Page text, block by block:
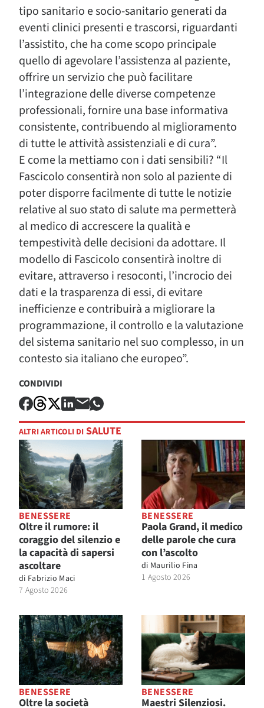
tipo sanitario e socio-sanitario generati da
eventi clinici presenti e trascorsi, riguardanti
l’assistito, che ha come scopo principale
quello di agevolare l’assistenza al paziente,
offrire un servizio che può facilitare
l’integrazione delle diverse competenze
professionali, fornire una base informativa
consistente, contribuendo al miglioramento
di tutte le attività assistenziali e di cura”.
E come la mettiamo con i dati sensibili? “Il
Fascicolo consentirà non solo al paziente di
poter disporre facilmente di tutte le notizie
relative al suo stato di salute ma permetterà
al medico di accrescere la qualità e
tempestività delle decisioni da adottare. Il
modello di Fascicolo consentirà inoltre di
evitare, attraverso i resoconti, l’incrocio dei
dati e la trasparenza di essi, di evitare
inefficienze e contribuirà a migliorare la
programmazione, il controllo e la valutazione
del sistema sanitario nel suo complesso, in un
contesto sia italiano che europeo”.
CONDIVIDI
ALTRI ARTICOLI DI SALUTE
BENESSERE
Oltre il rumore: il
coraggio del silenzio e
la capacità di sapersi
ascoltare
di Fabrizio Maci
7 Agosto 2026
BENESSERE
Paola Grand, il medico
delle parole che cura
con l’ascolto
di Maurilio Fina
1 Agosto 2026
BENESSERE
Oltre la società
BENESSERE
Maestri Silenziosi.